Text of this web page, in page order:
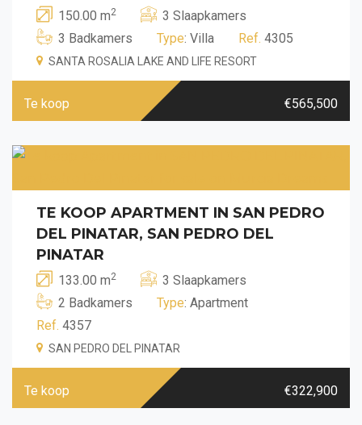
150.00 m2
3 Slaapkamers
3 Badkamers
Type: Villa Ref. 4305
SANTA ROSALIA LAKE AND LIFE RESORT
Te koop €565,500
TE KOOP APARTMENT IN SAN PEDRO
DEL PINATAR, SAN PEDRO DEL
PINATAR
133.00 m2
3 Slaapkamers
2 Badkamers
Type: Apartment
Ref. 4357
SAN PEDRO DEL PINATAR
Te koop €322,900